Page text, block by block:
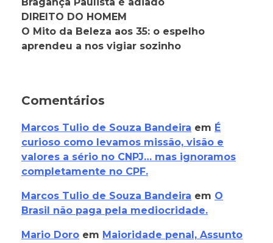
DIREITO DO HOMEM
O Mito da Beleza aos 35: o espelho
aprendeu a nos vigiar sozinho
Comentários
Marcos Tulio de Souza Bandeira em É
curioso como levamos missão, visão e
valores a sério no CNPJ… mas ignoramos
completamente no CPF.
Marcos Tulio de Souza Bandeira em O
Brasil não paga pela mediocridade.
Mario Doro em Maioridade penal, Assunto